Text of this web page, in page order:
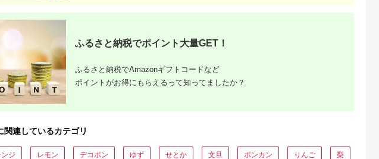
茨城県筑西市のふるさと納
税のご紹介
ふるさと納税でポイント大量GET！
ふるさと納税でAmazonギフトコードなど
ポイントがお得にもらえるって知ってましたか？
関連しているカテゴリ
ジ レモン デコポン ゆず せとか 文旦 ポンカン りんご 梨